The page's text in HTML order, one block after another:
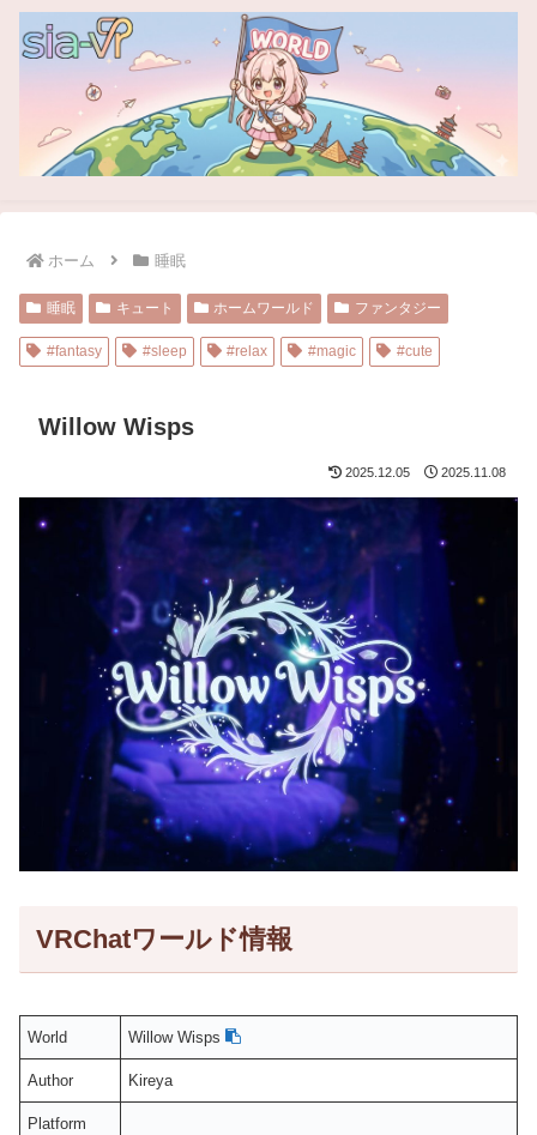
ホーム 睡眠
睡眠 キュート ホームワールド ファンタジー
#fantasy #sleep #relax #magic #cute
Willow Wisps
2025.12.05 2025.11.08
VRChatワールド情報
World Willow Wisps
Author Kireya
Platform